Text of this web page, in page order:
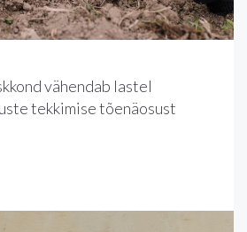
vähendab lastel
tekkimise tõenäosust